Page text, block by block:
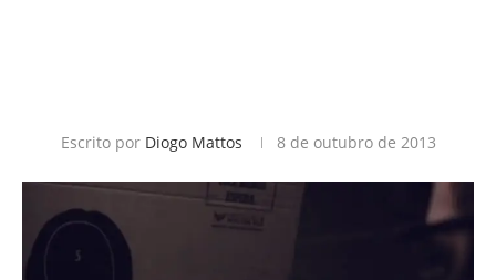
Escrito por Diogo Mattos 8 de outubro de 2013